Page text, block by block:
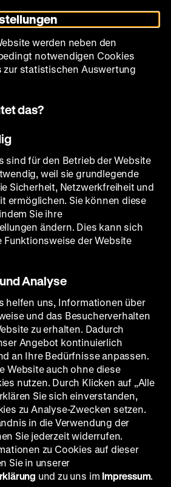
2018, 19.00 - 00.00 Uhr
3. Teil:
am Tor
3. Teil:
am Tor
Entscheidung am Tor
67 für das Fernsehen der DDR,
Englberger, Idee: Annelie
Beratung: Annelie und
·DigiBeta SO 04.03. um 16 Uhr +
Einführung: Jeanpaul Goergen
Filme von 1896D 1896, R:
4’·35mm Parade in Berlin unter
1910, R: Louis Held, 2’·35mm
1918 D 1918, 9’·35mm Im
D 1928, R: Albrecht Viktor Blum,
des DEFA-
Unter den Lindenvon 1970
um das Brandenburger Tor.
Filmdokumente, etwa vom
und dem Prunk preußischer
aus dem Ersten Weltkrieg
werden neben den
notwendigen Cookies
zur statistischen Auswertung
das?
sind für den Betrieb der Website
weil sie grundlegende
Sicherheit, Netzwerkfreiheit und
ermöglichen. Sie können diese
Sie ihre
ändern. Dies kann sich
Funktionsweise der Website
Analyse
helfen uns, Informationen über
und das Besucherverhalten
zu erhalten. Dadurch
Angebot kontinuierlich
an Ihre Bedürfnisse anpassen.
Website auch ohne diese
nutzen. Durch Klicken auf „Alle
Sie sich einverstanden,
zu Analyse-Zwecken setzen.
in die Verwendung der
Sie jederzeit widerrufen.
zu Cookies auf dieser
Sie in unserer
und zu uns im Impressum.